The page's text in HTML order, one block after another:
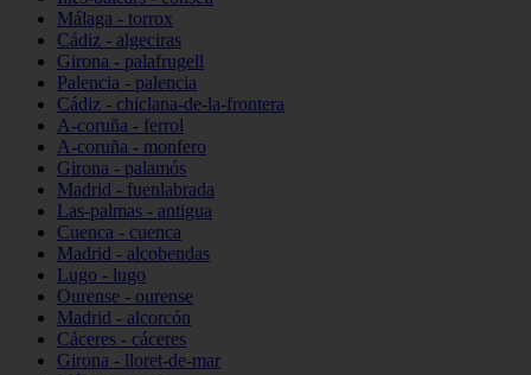
Málaga - torrox
Cádiz - algeciras
Girona - palafrugell
Palencia - palencia
Cádiz - chiclana-de-la-frontera
A-coruña - ferrol
A-coruña - monfero
Girona - palamós
Madrid - fuenlabrada
Las-palmas - antigua
Cuenca - cuenca
Madrid - alcobendas
Lugo - lugo
Ourense - ourense
Madrid - alcorcón
Cáceres - cáceres
Girona - lloret-de-mar